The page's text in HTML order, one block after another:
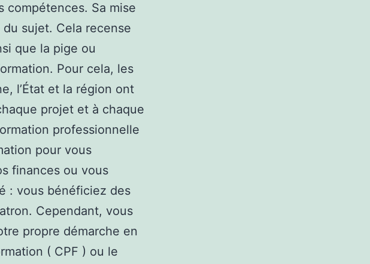
compétences. Sa mise
sujet. Cela recense
que la pige ou
Pour cela, les
l’État et la région ont
projet et à chaque
professionnelle
pour vous
finances ou vous
: vous bénéficiez des
Cependant, vous
propre démarche en
( CPF ) ou le